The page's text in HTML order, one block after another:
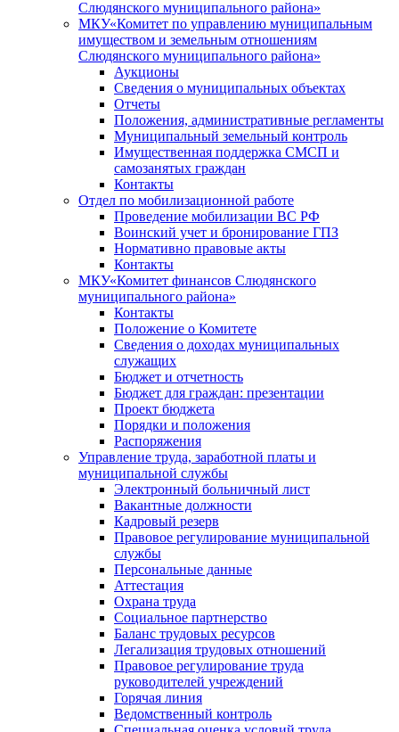
Слюдянского муниципального района»
МКУ«Комитет по управлению муниципальным
имуществом и земельным отношениям
Слюдянского муниципального района»
Аукционы
Сведения о муниципальных объектах
Отчеты
Положения, административные регламенты
Муниципальный земельный контроль
Имущественная поддержка СМСП и
самозанятых граждан
Контакты
Отдел по мобилизационной работе
Проведение мобилизации ВС РФ
Воинский учет и бронирование ГПЗ
Нормативно правовые акты
Контакты
МКУ«Комитет финансов Слюдянского
муниципального района»
Контакты
Положение о Комитете
Сведения о доходах муниципальных
служащих
Бюджет и отчетность
Бюджет для граждан: презентации
Проект бюджета
Порядки и положения
Распоряжения
Управление труда, заработной платы и
муниципальной службы
Электронный больничный лист
Вакантные должности
Кадровый резерв
Правовое регулирование муниципальной
службы
Персональные данные
Аттестация
Охрана труда
Социальное партнерство
Баланс трудовых ресурсов
Легализация трудовых отношений
Правовое регулирование труда
руководителей учреждений
Горячая линия
Ведомственный контроль